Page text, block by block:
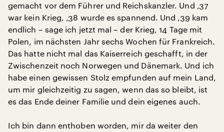
gemacht vor dem Führer und Reichskanzler. Und ‚37
war kein Krieg, ‚38 wurde es spannend. Und ‚39 kam
endlich – sage ich jetzt mal – der Krieg, 14 Tage mit
Polen, im nächsten Jahr sechs Wochen für Frankreich.
Das hatte nicht mal das Kaiserreich geschafft, in der
Zwischenzeit noch Norwegen und Dänemark. Und ich
habe einen gewissen Stolz empfunden auf mein Land,
um mir gleichzeitig zu sagen, wenn das so bleibt, ist
es das Ende deiner Familie und dein eigenes auch.
Ich bin dann enthoben worden, mir da weiter den